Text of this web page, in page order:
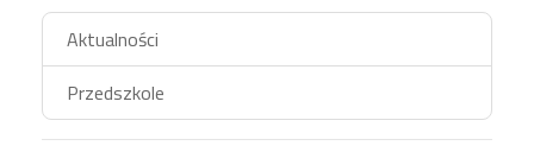
Aktualności
Przedszkole